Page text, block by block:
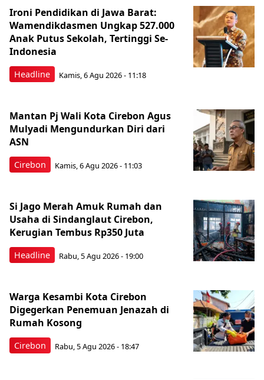
Headline
Ironi Pendidikan di Jawa Barat:
Wamendikdasmen Ungkap 527.000
Anak Putus Sekolah, Tertinggi Se-
Indonesia
Kamis, 6 Agu 2026 - 11:18
Cirebon
Mantan Pj Wali Kota Cirebon Agus
Mulyadi Mengundurkan Diri dari
ASN
Kamis, 6 Agu 2026 - 11:03
Headline
Si Jago Merah Amuk Rumah dan
Usaha di Sindanglaut Cirebon,
Kerugian Tembus Rp350 Juta
Rabu, 5 Agu 2026 - 19:00
Cirebon
Warga Kesambi Kota Cirebon
Digegerkan Penemuan Jenazah di
Rumah Kosong
Rabu, 5 Agu 2026 - 18:47